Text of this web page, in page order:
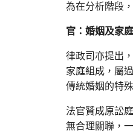
為在分析階段
官：婚姻及家
律政司亦提出
家庭組成，屬
傳統婚姻的特
法官贊成原訟
無合理關聯，